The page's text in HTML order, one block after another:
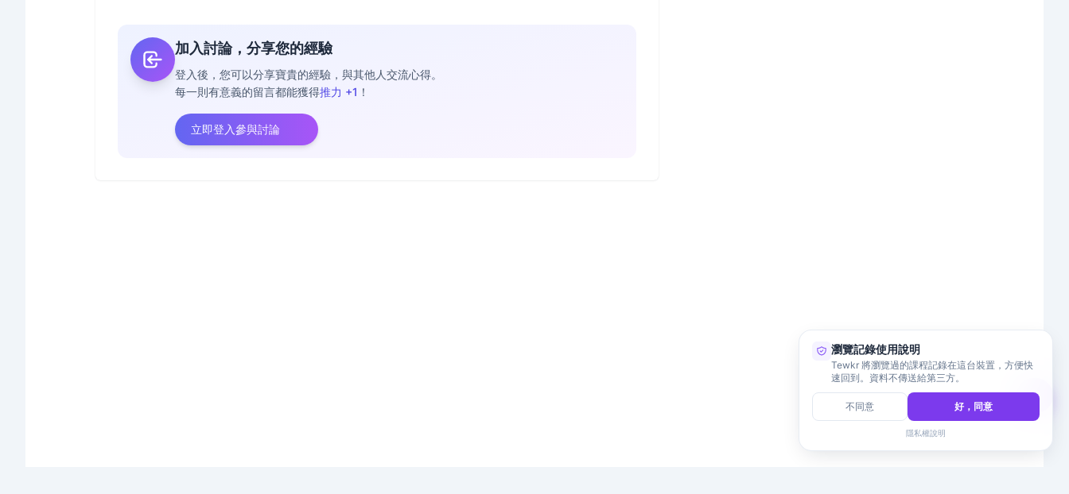
加入討論，分享您的經驗
登入後，您可以分享寶貴的經驗，與其他人交流心得。
每一則有意義的留言都能獲得推力 +1 ！
立即登入參與討論
瀏覽記錄使用說明
Tewkr 將瀏覽過的課程記錄在這台裝置，方便快
速回到。資料不傳送給第三方。
不同意 好，同意
隱私權說明